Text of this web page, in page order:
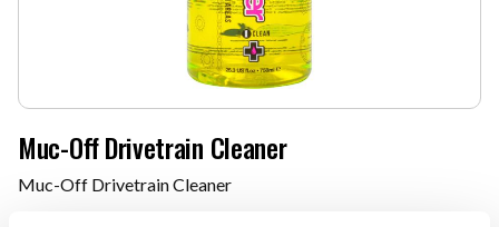
Muc-Off Drivetrain Cleaner
Muc-Off Drivetrain Cleaner